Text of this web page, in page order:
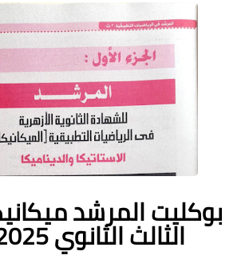
بوكليت المرشد
الثالث الثانوي pdf 2025